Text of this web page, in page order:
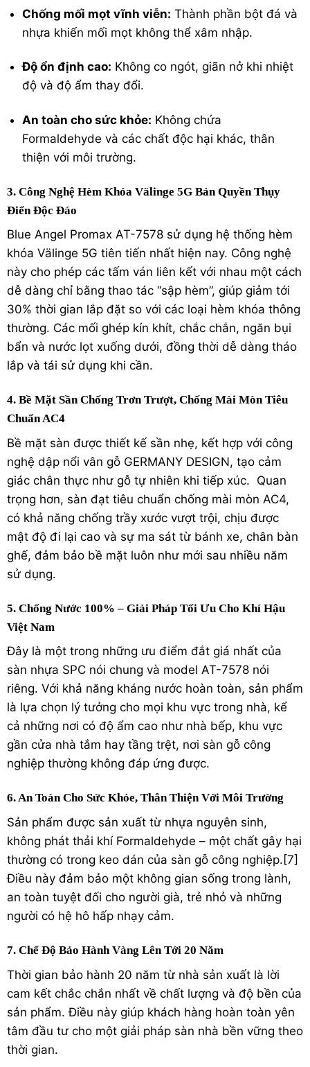
Chống mối mọt vĩnh viễn: Thành phần bột đá và
nhựa khiến mối mọt không thể xâm nhập.
Độ ổn định cao: Không co ngót, giãn nở khi nhiệt
độ và độ ẩm thay đổi.
An toàn cho sức khỏe: Không chứa
Formaldehyde và các chất độc hại khác, thân
thiện với môi trường.
3. Công Nghệ Hèm Khóa Välinge 5G Bản Quyền Thụy
Điển Độc Đáo
Blue Angel Promax AT-7578 sử dụng hệ thống hèm
khóa Välinge 5G tiên tiến nhất hiện nay. Công nghệ
này cho phép các tấm ván liên kết với nhau một cách
dễ dàng chỉ bằng thao tác “sập hèm”, giúp giảm tới
30% thời gian lắp đặt so với các loại hèm khóa thông
thường. Các mối ghép kín khít, chắc chắn, ngăn bụi
bẩn và nước lọt xuống dưới, đồng thời dễ dàng tháo
lắp và tái sử dụng khi cần.
4. Bề Mặt Sần Chống Trơn Trượt, Chống Mài Mòn Tiêu
Chuẩn AC4
Bề mặt sàn được thiết kế sần nhẹ, kết hợp với công
nghệ dập nổi vân gỗ GERMANY DESIGN, tạo cảm
giác chân thực như gỗ tự nhiên khi tiếp xúc. Quan
trọng hơn, sàn đạt tiêu chuẩn chống mài mòn AC4,
có khả năng chống trầy xước vượt trội, chịu được
mật độ đi lại cao và sự ma sát từ bánh xe, chân bàn
ghế, đảm bảo bề mặt luôn như mới sau nhiều năm
sử dụng.
5. Chống Nước 100% – Giải Pháp Tối Ưu Cho Khí Hậu
Việt Nam
Đây là một trong những ưu điểm đắt giá nhất của
sàn nhựa SPC nói chung và model AT-7578 nói
riêng. Với khả năng kháng nước hoàn toàn, sản phẩm
là lựa chọn lý tưởng cho mọi khu vực trong nhà, kể
cả những nơi có độ ẩm cao như nhà bếp, khu vực
gần cửa nhà tắm hay tầng trệt, nơi sàn gỗ công
nghiệp thường không đáp ứng được.
6. An Toàn Cho Sức Khỏe, Thân Thiện Với Môi Trường
Sản phẩm được sản xuất từ nhựa nguyên sinh,
không phát thải khí Formaldehyde – một chất gây hại
thường có trong keo dán của sàn gỗ công nghiệp.[7]
Điều này đảm bảo một không gian sống trong lành,
an toàn tuyệt đối cho người già, trẻ nhỏ và những
người có hệ hô hấp nhạy cảm.
7. Chế Độ Bảo Hành Vàng Lên Tới 20 Năm
Thời gian bảo hành 20 năm từ nhà sản xuất là lời
cam kết chắc chắn nhất về chất lượng và độ bền của
sản phẩm.Điều này giúp khách hàng hoàn toàn yên
tâm đầu tư cho một giải pháp sàn nhà bền vững theo
thời gian.